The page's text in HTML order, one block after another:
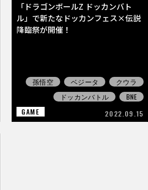
「ドラゴンボールZ ドッカンバト
ル」で新たなドッカンフェス×伝説
降臨祭が開催！
孫悟空 ベジータ
クウラ
ドッカンバトル
BNE
GAME
2022.09.15